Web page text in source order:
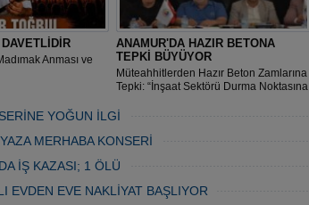
Anması ve
ANAMUR'DA HAZIR BETONA
TEPKİ BÜYÜYOR
Müteahhitlerden Hazır Beton Zamlarına
Tepki: “İnşaat Sektörü Durma Noktasına
YOĞUN İLGİ
MERHABA KONSERİ
İŞ KAZASI; 1 ÖLÜ
EVDEN EVE NAKLİYAT BAŞLIYOR